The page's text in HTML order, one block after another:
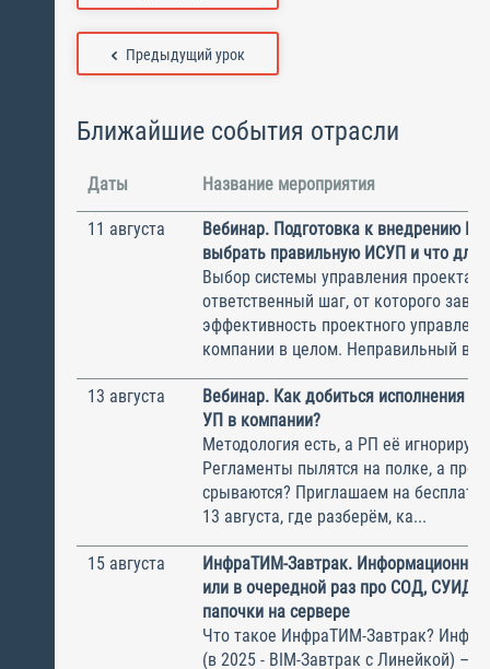
Предыдущий урок
Ближайшие события отрасли
Даты Название мероприятия
11 августа
Вебинар. Подготовка к внедрению
выбрать правильную ИСУП и что для
Выбор системы управления
ответственный шаг, от которого
эффективность проектного
компании в целом. Неправильный
13 августа
Вебинар. Как добиться исполнения
УП в компании?
Методология есть, а РП её
Регламенты пылятся на полке, а
срываются? Приглашаем на
13 августа, где разберём, ка...
15 августа
ИнфраТИМ-Завтрак.
или в очередной раз про СОД, СУИД и
папочки на сервере
Что такое ИнфраТИМ-Завтрак?
(в 2025 - BIM-Завтрак с Линейкой) –